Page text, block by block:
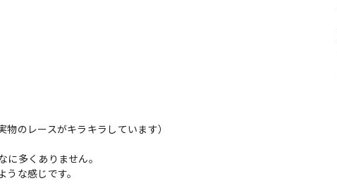
のレースがキラキラしています）
に多くありません。
な感じです。